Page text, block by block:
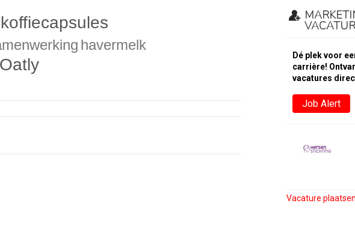
koffiecapsules
havermelk
Oatly
Dé plek voor
carrière!
vacatures
Job Alert
Vacature plaatsen